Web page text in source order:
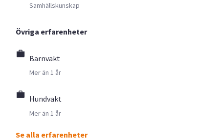
Samhällskunskap
Övriga erfarenheter
Barnvakt
Mer än 1 år
Hundvakt
Mer än 1 år
Se alla erfarenheter